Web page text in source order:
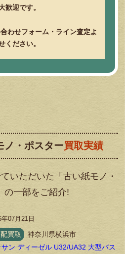
歓迎です。
わせフォーム・ライン査定よ
ください。
ノ・ポスター買取実績
いただいた「古い紙モノ・
の一部をご紹介!
年07月21日
買取
神奈川県横浜市
サン ディーゼル U32/UA32 大型バス